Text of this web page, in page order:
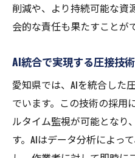
最先端圧接技術
愛知県の技術者が圧
圧接技術革新で挑
愛知県の技術者
圧接技術が変え
革新的な圧接技
愛知県の圧接技
削減や、より持続可能な資
会的な責任も果たすことが
AI統合で実現する圧接技
愛知県では、AIを統合した
でいます。この技術の採用
ルタイム監視が可能となり
す。AIはデータ分析によっ